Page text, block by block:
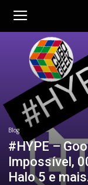
Cubo
Blog
#HYPE –
Impossível,
Halo 5 e